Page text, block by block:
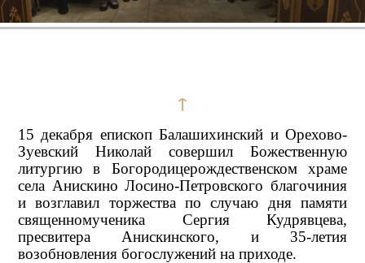
15 декабря епископ Балашихинский и Орехово-
Зуевский Николай совершил Божественную
литургию в Богородицерождественском храме
села Анискино Лосино-Петровского благочиния
и возглавил торжества по случаю дня памяти
священномученика Сергия Кудрявцева,
пресвитера Анискинского, и 35-летия
возобновления богослужений на приходе.